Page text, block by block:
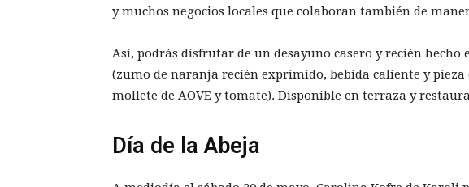
y muchos negocios locales que colaboran también de
Así, podrás disfrutar de un desayuno casero y recién hecho
(zumo de naranja recién exprimido, bebida caliente y
mollete de AOVE y tomate). Disponible en terraza y
Día de la Abeja